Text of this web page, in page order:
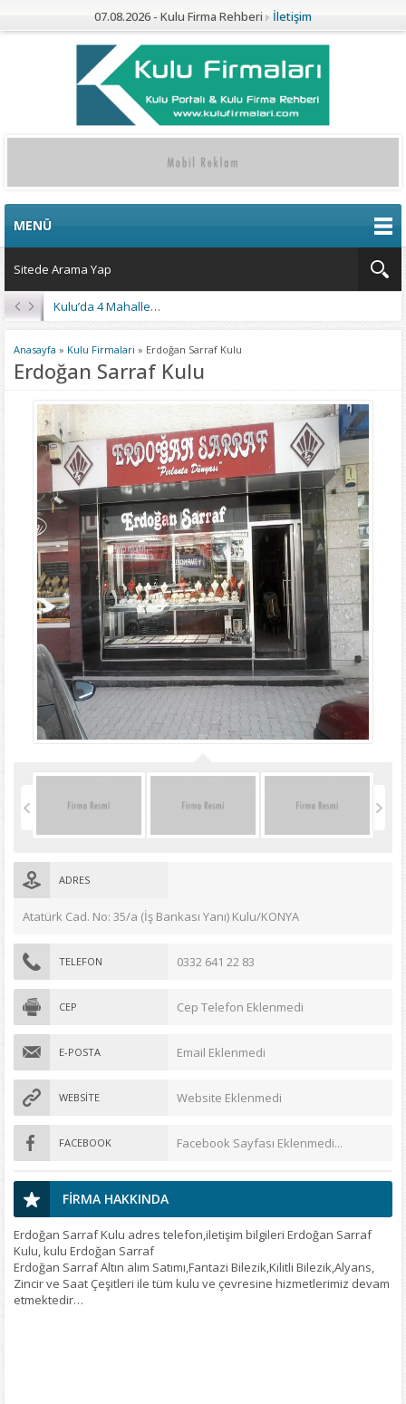
07.08.2026 - Kulu Firma Rehberi İletişim
MENÜ
Kulu’da 4 Mahalleye Yangın Söndürme Tankeri
Anasayfa » Kulu Firmalari » Erdoğan Sarraf Kulu
Erdoğan Sarraf Kulu
ADRES
Atatürk Cad. No: 35/a (İş Bankası Yanı) Kulu/KONYA
TELEFON 0332 641 22 83
CEP Cep Telefon Eklenmedi
E-POSTA Email Eklenmedi
WEBSİTE Website Eklenmedi
FACEBOOK Facebook Sayfası Eklenmedi...
FİRMA HAKKINDA
Erdoğan Sarraf Kulu adres telefon,iletişim bilgileri Erdoğan Sarraf
Kulu, kulu Erdoğan Sarraf
Erdoğan Sarraf Altın alım Satımı,Fantazi Bilezik,Kilitli Bilezik,Alyans,
Zincir ve Saat Çeşitleri ile tüm kulu ve çevresine hizmetlerimiz devam
etmektedir…